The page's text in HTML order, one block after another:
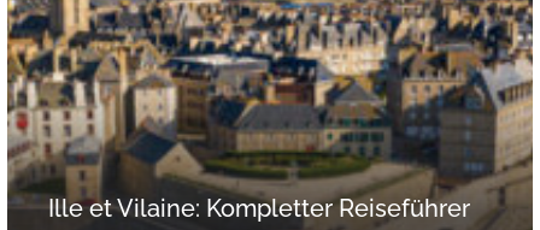
Ille et Vilaine: Kompletter Reiseführer